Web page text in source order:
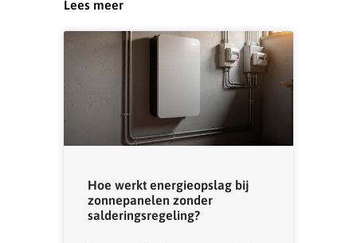
Lees meer
Hoe werkt energieopslag bij
zonnepanelen zonder
salderingsregeling?